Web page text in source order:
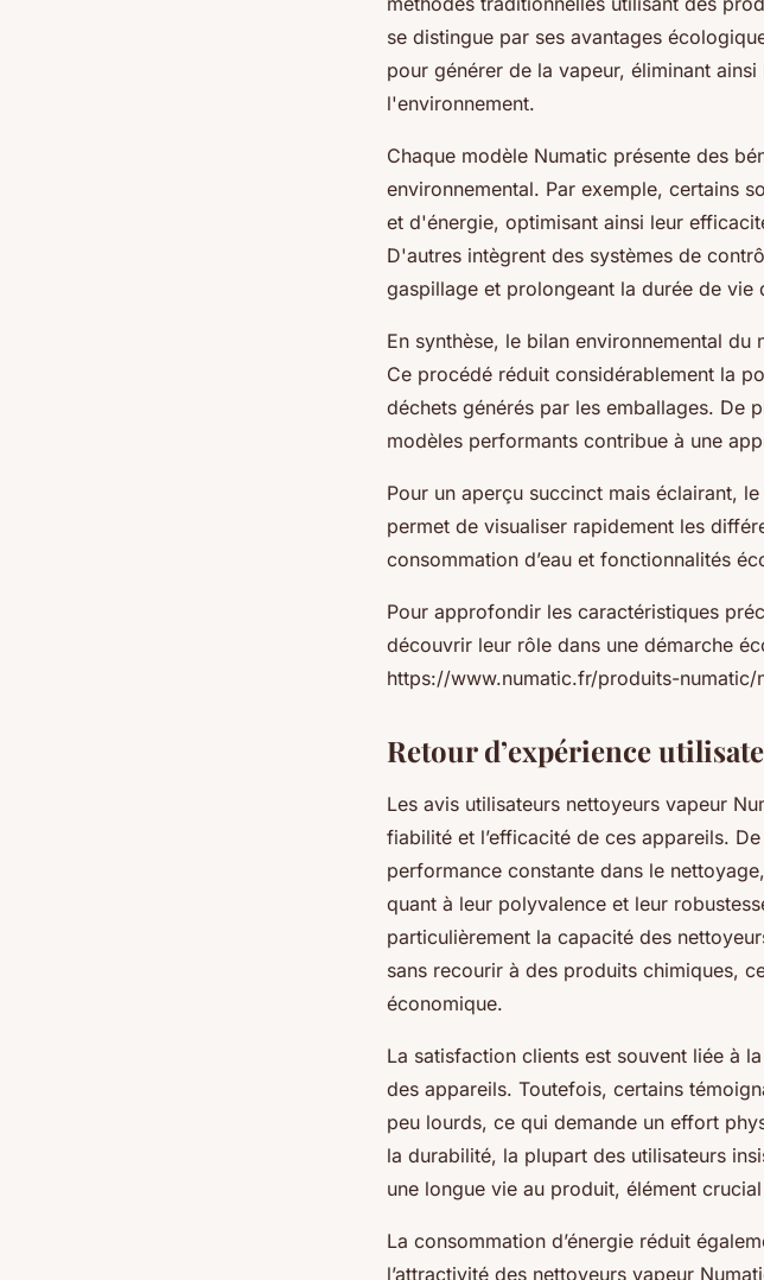
se distingue par ses avantages
pour générer de la vapeur, éliminant
l'environnement.
Chaque modèle Numatic présente des
environnemental. Par exemple, certains
et d'énergie, optimisant ainsi leur
D'autres intègrent des systèmes de
gaspillage et prolongeant la durée de vie
En synthèse, le bilan environnemental
Ce procédé réduit considérablement la
déchets générés par les emballages. De
modèles performants contribue à une
Pour un aperçu succinct mais éclairant,
permet de visualiser rapidement les
consommation d’eau et fonctionnalités
Pour approfondir les caractéristiques
découvrir leur rôle dans une démarche
https://www.numatic.fr/produits-numatic/
Retour d’expérience
Les avis utilisateurs nettoyeurs vapeur
fiabilité et l’efficacité de ces appareils.
performance constante dans le
quant à leur polyvalence et leur
particulièrement la capacité des
sans recourir à des produits chimiques,
économique.
La satisfaction clients est souvent liée à
des appareils. Toutefois, certains
peu lourds, ce qui demande un effort
la durabilité, la plupart des utilisateurs
une longue vie au produit, élément
La consommation d’énergie réduit
l’attractivité des nettoyeurs vapeur